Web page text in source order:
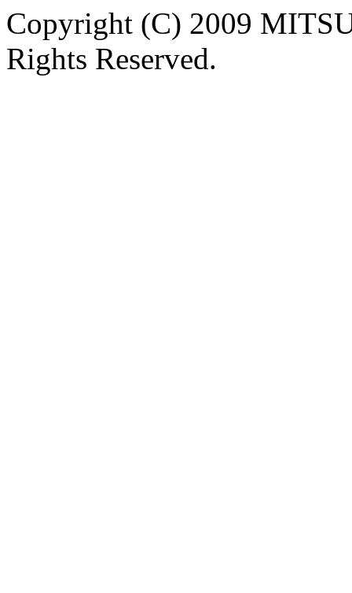
Copyright (C) 2009
Rights Reserved.